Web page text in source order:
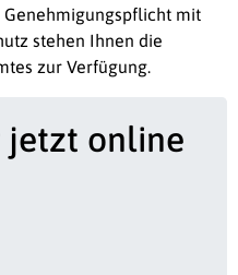
mit
stehen Ihnen die
zur Verfügung.
jetzt online